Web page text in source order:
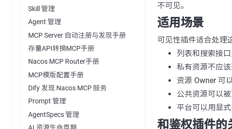
Skill 管理
Agent 管理
MCP Server 自动注册与发现手册
存量API转换MCP手册
Nacos MCP Router手册
MCP模版配置手册
Dify 发现 Nacos MCP 服务
Prompt 管理
AgentSpecs 管理
不可见。
适用场景
可见性插件适合处理
列表和搜索接
私有资源不应
资源 Owner 可
公共资源可以
平台可以用显
和鉴权插件的